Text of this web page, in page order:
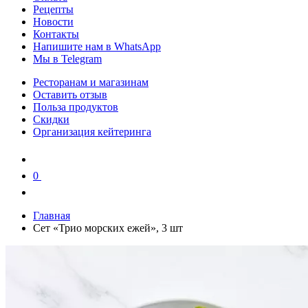
Рецепты
Новости
Контакты
Напишите нам в WhatsApp
Мы в Telegram
Ресторанам и магазинам
Оставить отзыв
Польза продуктов
Скидки
Организация кейтеринга
0
Главная
Сет «Трио морских ежей», 3 шт